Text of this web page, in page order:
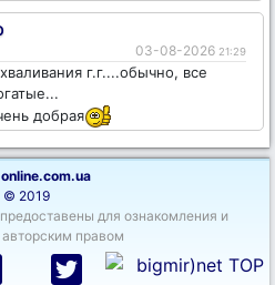
03-08-2026 21:29
г.г....обычно, все
добрая
© 2019
для ознакомления и
правом